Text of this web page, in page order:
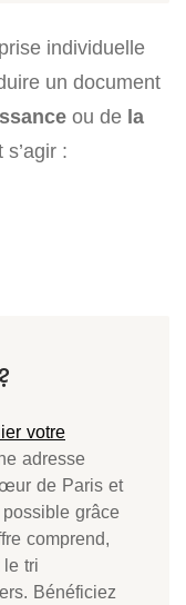
individuelle
un document
ou de la
:
votre
adresse
de Paris et
grâce
comprend,
tri
Bénéficiez